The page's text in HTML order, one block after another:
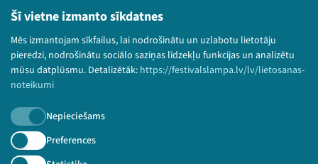
Šī vietne izmanto sīkdatnes
Mēs izmantojam sīkfailus, lai nodrošinātu un uzlabotu lietotāju
pieredzi, nodrošinātu sociālo saziņas līdzekļu funkcijas un analizētu
mūsu datplūsmu. Detalizētāk: https://festivalslampa.lv/lv/lietosanas-
noteikumi
Nepieciešams
Preferences
Lietošanas noteikumi un sīkdatņu politika
Bērnu aizsardzības politika
© 2026 Sarunu festivāls LAMPA Visas tiesības
paturētas.
Piesakies jaunumiem!